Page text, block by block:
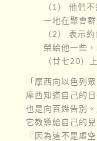
（1） 他們
一地在聚會
（2） 表示
榮給他一些
（廿七20）
「摩西向以色列
摩西知道自己的
也是向百姓告別
它教導給自己的
『因為這不是虛